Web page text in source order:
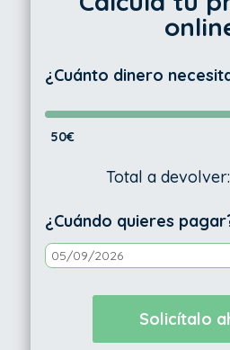
¿Cuánto dinero
50€
Total a
¿Cuándo quieres